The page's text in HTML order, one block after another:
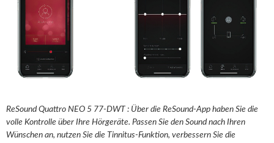
ReSound Quattro NEO 5 77-DWT : Über die ReSound-App haben Sie die
volle Kontrolle über Ihre Hörgeräte. Passen Sie den Sound nach Ihren
Wünschen an, nutzen Sie die Tinnitus-Funktion, verbessern Sie die